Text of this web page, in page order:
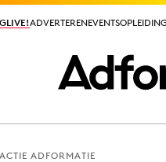
ADVERTERENEVENTS
ADVERTERENEVENTS
ADFORMATIE